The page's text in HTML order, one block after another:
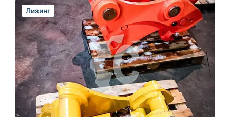
Лизинг
Лизинг
Лизинг
Лизинг
sksale@skdst.ru
+7 (499) 394-50-93